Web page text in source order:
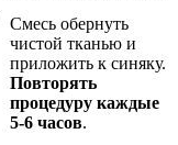
Смесь обернуть
чистой тканью и
приложить к синяку.
Повторять
процедуру каждые
5-6 часов.